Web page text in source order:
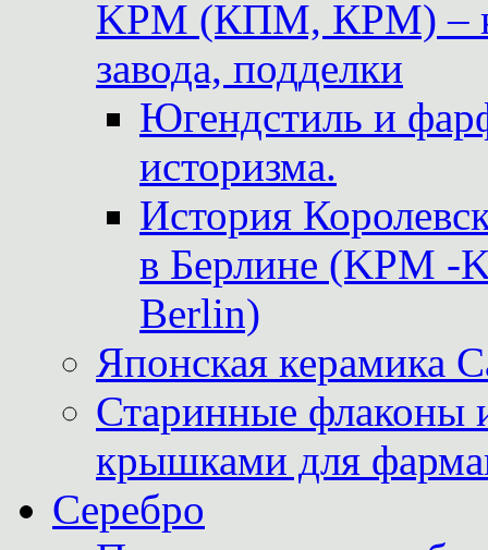
KPM (КПМ, КРМ) –
завода, подделки
Югендстиль и
историзма.
История
в Берлине (KPM -
Berlin)
Японская керамика
Старинные флаконы
крышками для
Серебро